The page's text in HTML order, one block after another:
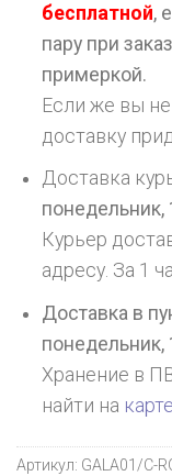
бесплатной,
пару при
примеркой.
Если же вы
доставку
Доставка
понедельник,
Курьер
адресу. За 1
Доставка в
понедельник,
Хранение в
найти на
Артикул: GALA01/C-